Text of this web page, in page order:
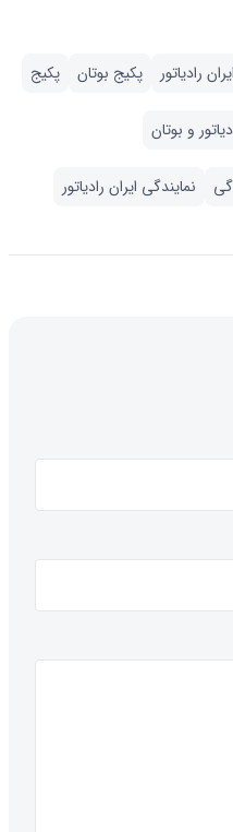
رادیاتور پکیج بوتان پکیج
و بوتان
نمایندگی ایران رادیاتور